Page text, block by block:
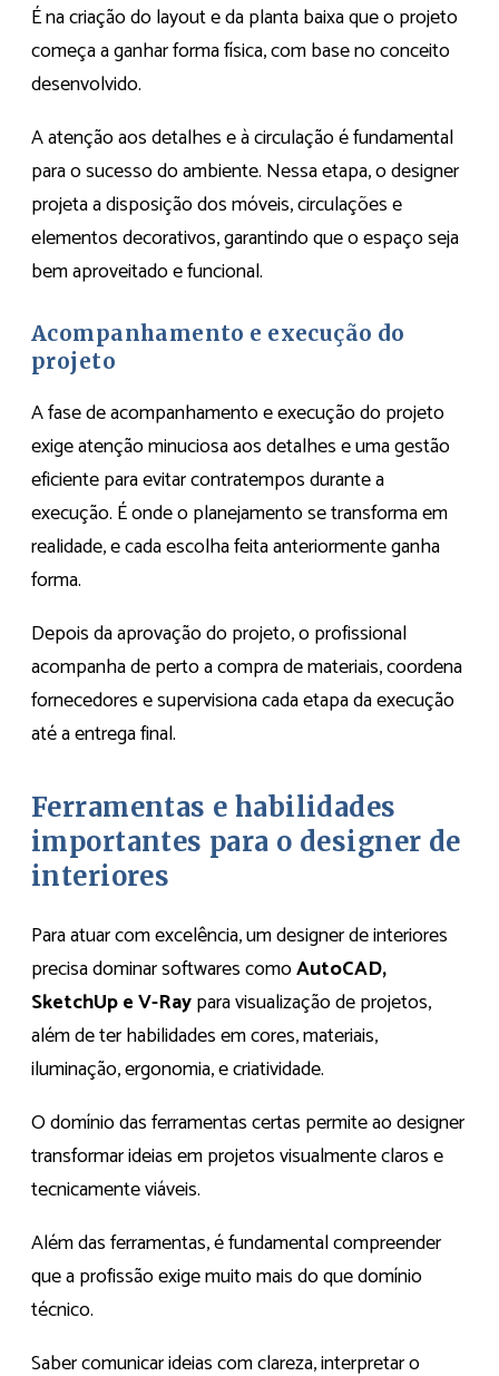
É na criação do layout e da planta baixa que o projeto
começa a ganhar forma física, com base no conceito
desenvolvido.
A atenção aos detalhes e à circulação é fundamental
para o sucesso do ambiente. Nessa etapa, o designer
projeta a disposição dos móveis, circulações e
elementos decorativos, garantindo que o espaço seja
bem aproveitado e funcional.
Acompanhamento e execução do
projeto
A fase de acompanhamento e execução do projeto
exige atenção minuciosa aos detalhes e uma gestão
eficiente para evitar contratempos durante a
execução. É onde o planejamento se transforma em
realidade, e cada escolha feita anteriormente ganha
forma.
Depois da aprovação do projeto, o profissional
acompanha de perto a compra de materiais, coordena
fornecedores e supervisiona cada etapa da execução
até a entrega final.
Ferramentas e habilidades
importantes para o designer de
interiores
Para atuar com excelência, um designer de interiores
precisa dominar softwares comoAutoCAD,
SketchUp e V-Raypara visualização de projetos,
além de ter habilidades em cores, materiais,
iluminação, ergonomia, e criatividade.
O domínio das ferramentas certas permite ao designer
transformar ideias em projetos visualmente claros e
tecnicamente viáveis.
Além das ferramentas, é fundamental compreender
que a profissão exige muito mais do que domínio
técnico.
Saber comunicar ideias com clareza, interpretar o